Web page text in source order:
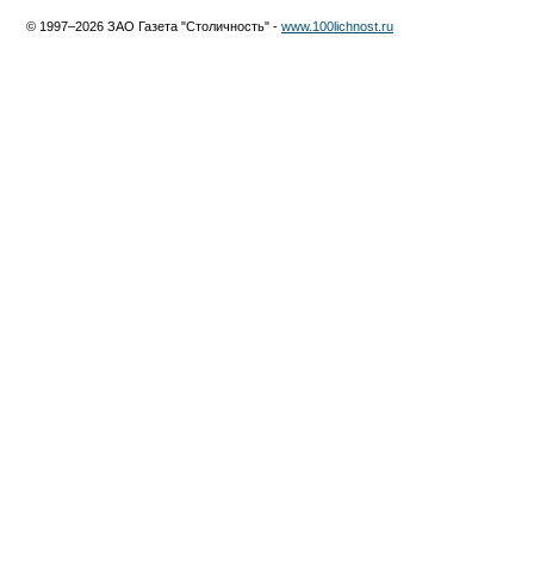
© 1997–2026 ЗАО Газета "Столичность" - www.100lichnost.ru